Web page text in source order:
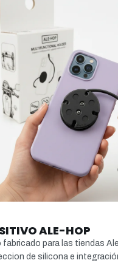
ALE-HOP
fabricado para las tiendas
de silicona e